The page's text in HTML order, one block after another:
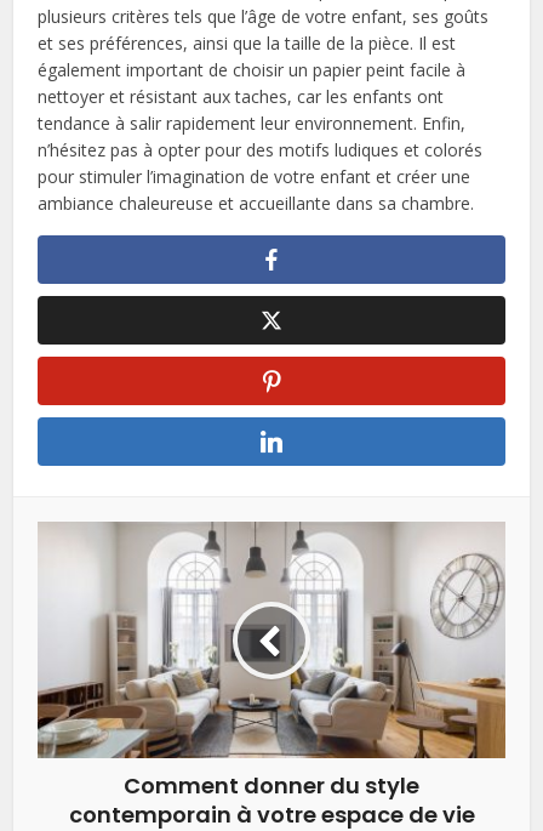
plusieurs critères tels que l’âge de votre enfant, ses goûts
et ses préférences, ainsi que la taille de la pièce. Il est
également important de choisir un papier peint facile à
nettoyer et résistant aux taches, car les enfants ont
tendance à salir rapidement leur environnement. Enfin,
n’hésitez pas à opter pour des motifs ludiques et colorés
pour stimuler l’imagination de votre enfant et créer une
ambiance chaleureuse et accueillante dans sa chambre.
Comment donner du style
contemporain à votre espace de vie